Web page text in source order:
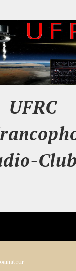
UFRC